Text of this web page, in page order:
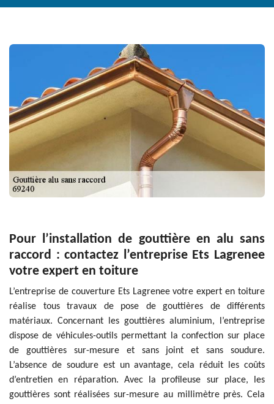
Pour l’installation de gouttière en alu sans
raccord : contactez l’entreprise Ets Lagrenee
votre expert en toiture
L’entreprise de couverture Ets Lagrenee votre expert en toiture
réalise tous travaux de pose de gouttières de différents
matériaux. Concernant les gouttières aluminium, l’entreprise
dispose de véhicules-outils permettant la confection sur place
de gouttières sur-mesure et sans joint et sans soudure.
L’absence de soudure est un avantage, cela réduit les coûts
d’entretien en réparation. Avec la profileuse sur place, les
gouttières sont réalisées sur-mesure au millimètre près. Cela